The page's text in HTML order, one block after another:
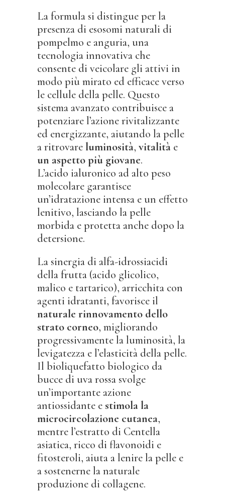
La formula si distingue per la
presenza di esosomi naturali di
pompelmo e anguria, una
tecnologia innovativa che
consente di veicolare gli attivi in
modo più mirato ed efficace verso
le cellule della pelle. Questo
sistema avanzato contribuisce a
potenziare l’azione rivitalizzante
ed energizzante, aiutando la pelle
a ritrovare luminosità, vitalità e
un aspetto più giovane.
L’acido ialuronico ad alto peso
molecolare garantisce
un’idratazione intensa e un effetto
lenitivo, lasciando la pelle
morbida e protetta anche dopo la
detersione.
La sinergia di alfa-idrossiacidi
della frutta (acido glicolico,
malico e tartarico), arricchita con
agenti idratanti, favorisce il
naturale rinnovamento dello
strato corneo, migliorando
progressivamente la luminosità, la
levigatezza e l’elasticità della pelle.
Il bioliquefatto biologico da
bucce di uva rossa svolge
un’importante azione
antiossidante e stimola la
microcircolazione cutanea,
mentre l’estratto di Centella
asiatica, ricco di flavonoidi e
fitosteroli, aiuta a lenire la pelle e
a sostenerne la naturale
produzione di collagene.